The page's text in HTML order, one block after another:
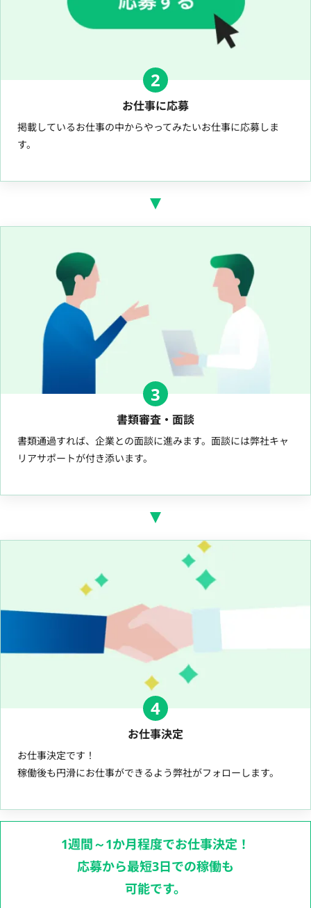
2
お仕事に応募
掲載しているお仕事の中からやってみたいお仕事に応募しま
す。
3
書類審査・面談
書類通過すれば、企業との面談に進みます。面談には弊社キャ
リアサポートが付き添います。
4
お仕事決定
お仕事決定です！
稼働後も円滑にお仕事ができるよう弊社がフォローします。
1週間～1か月程度でお仕事決定！
応募から最短3日での稼働も
可能です。